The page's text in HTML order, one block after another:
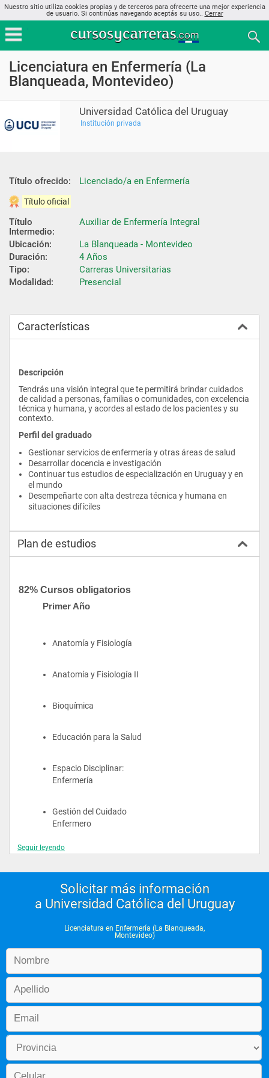
Nuestro sitio utiliza cookies propias y de terceros para ofrecerte una mejor experiencia
de usuario. Si continúas navegando aceptás su uso.. Cerrar
Licenciatura en Enfermería (La
Blanqueada, Montevideo)
Universidad Católica del Uruguay
Institución privada
Título ofrecido: Licenciado/a en Enfermería
Título oficial
Título
Intermedio:
Auxiliar de Enfermería Integral
Ubicación:
La Blanqueada - Montevideo
Duración:
4 Años
Tipo:
Carreras Universitarias
Modalidad:
Presencial
Características
Descripción
Tendrás una visión integral que te permitirá brindar cuidados
de calidad a personas, familias o comunidades, con excelencia
técnica y humana, y acordes al estado de los pacientes y su
contexto.
Perfil del graduado
Gestionar servicios de enfermería y otras áreas de salud
Desarrollar docencia e investigación
Continuar tus estudios de especialización en Uruguay y en
el mundo
Desempeñarte con alta destreza técnica y humana en
situaciones difíciles
Plan de estudios
82% Cursos obligatorios
Primer Año
Anatomía y Fisiología
Anatomía y Fisiología II
Bioquímica
Educación para la Salud
Espacio Disciplinar:
Enfermería
Gestión del Cuidado
Enfermero
Intervención Social
Práctica Basada en
Evidencia I
Psicología del Desarrollo
Atención
Simulación Clínica
Seguir leyendo
Solicitar más información
a Universidad Católica del Uruguay
Licenciatura en Enfermería (La Blanqueada,
Montevideo)